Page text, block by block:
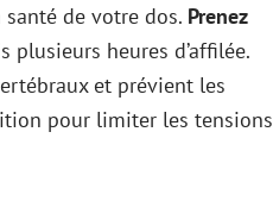
de votre dos. Prenez
plusieurs heures d’affilée.
et prévient les
pour limiter les tensions